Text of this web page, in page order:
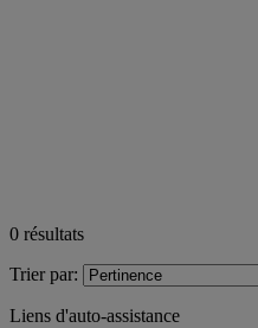
0 résultats
Trier par:
Liens d'auto-assistance